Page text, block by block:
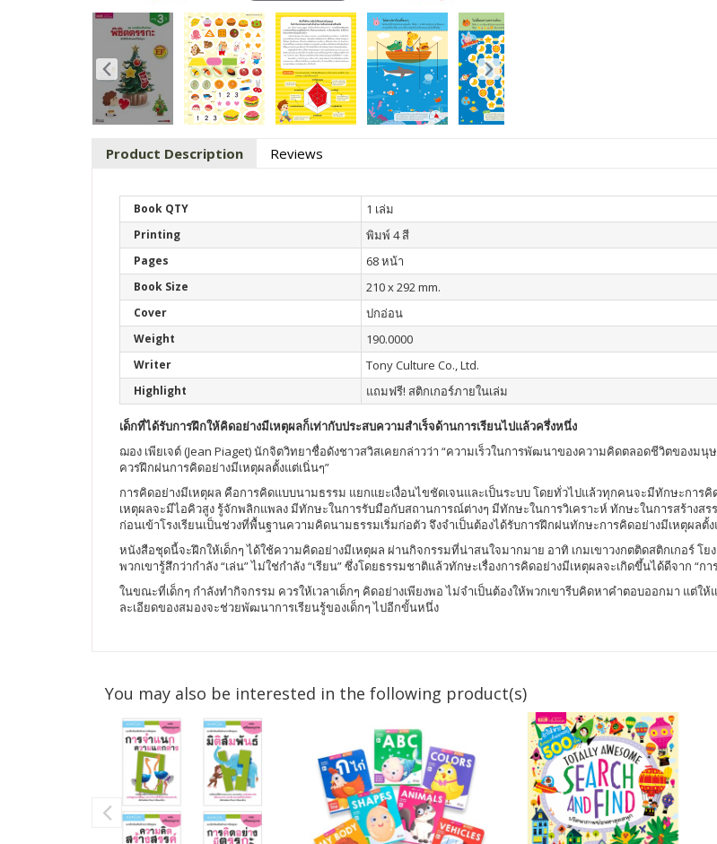
Product Description Reviews
Book QTY 1 เล่ม
Printing พิมพ์ 4 สี
Pages 68 หน้า
Book Size 210 x 292 mm.
Cover ปกอ่อน
Weight 190.0000
Writer Tony Culture Co., Ltd.
Highlight แถมฟรี! สติกเกอร์ภายในเล่ม
เด็กที่ได้รับการฝึกให้คิดอย่างมีเหตุผลก็เท่ากับประสบความสำเร็จด้านการเรียนไปแล้วครึ่งหนึ่ง
ฌอง เพียเจต์ (Jean Piaget) นักจิตวิทยาชื่อดังชาวสวิสเคยกล่าวว่า “ความเร็วในการพัฒนาของความคิดตลอดชีวิตของ
ควรฝึกฝนการคิดอย่างมีเหตุผลตั้งแต่เนิ่นๆ”
การคิดอย่างมีเหตุผล คือการคิดแบบนามธรรม แยกแยะเงื่อนไขชัดเจนและเป็นระบบ โดยทั่วไปแล้วทุกคนจะมีทักษะกา
เหตุผลจะมีไอคิวสูง รู้จักพลิกแพลง มีทักษะในการรับมือกับสถานการณ์ต่างๆ มีทักษะในการวิเคราะห์ ทักษะในการสร้างส
ก่อนเข้าโรงเรียนเป็นช่วงที่พื้นฐานความคิดนามธรรมเริ่มก่อตัว จึงจำเป็นต้องได้รับการฝึกฝนทักษะการคิดอย่างมีเหตุผลตั้ง
หนังสือชุดนี้จะฝึกให้เด็กๆ ได้ใช้ความคิดอย่างมีเหตุผล ผ่านกิจกรรมที่น่าสนใจมากมาย อาทิ เกมเขาวงกตติดสติกเกอร์ โ
พวกเขารู้สึกว่ากำลัง “เล่น” ไม่ใช่กำลัง “เรียน” ซึ่งโดยธรรมชาติแล้วทักษะเรื่องการคิดอย่างมีเหตุผลจะเกิดขึ้นได้ดีจาก “กา
ในขณะที่เด็กๆ กำลังทำกิจกรรม ควรให้เวลาเด็กๆ คิดอย่างเพียงพอ ไม่จำเป็นต้องให้พวกเขารีบคิดหาคำตอบออกมา แต่
ละเอียดของสมองจะช่วยพัฒนาการเรียนรู้ของเด็กๆ ไปอีกขั้นหนึ่ง
You may also be interested in the following product(s)